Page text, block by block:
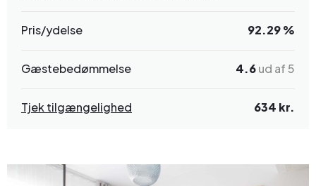
Pris/ydelse 92.29 %
Gæstebedømmelse 4.6ud af 5
Tjek tilgængelighed 634 kr.